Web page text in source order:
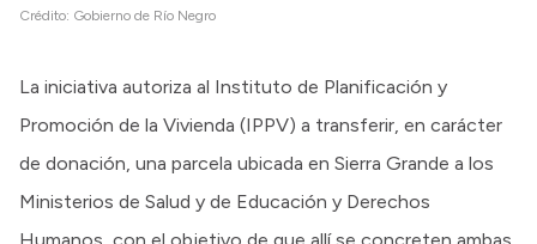
Crédito: Gobierno de Río Negro
La iniciativa autoriza al Instituto de Planificación y
Promoción de la Vivienda (IPPV) a transferir, en carácter
de donación, una parcela ubicada en Sierra Grande a los
Ministerios de Salud y de Educación y Derechos
Humanos, con el objetivo de que allí se concreten ambas